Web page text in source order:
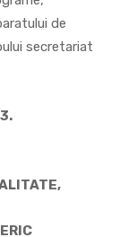
de
secretariat